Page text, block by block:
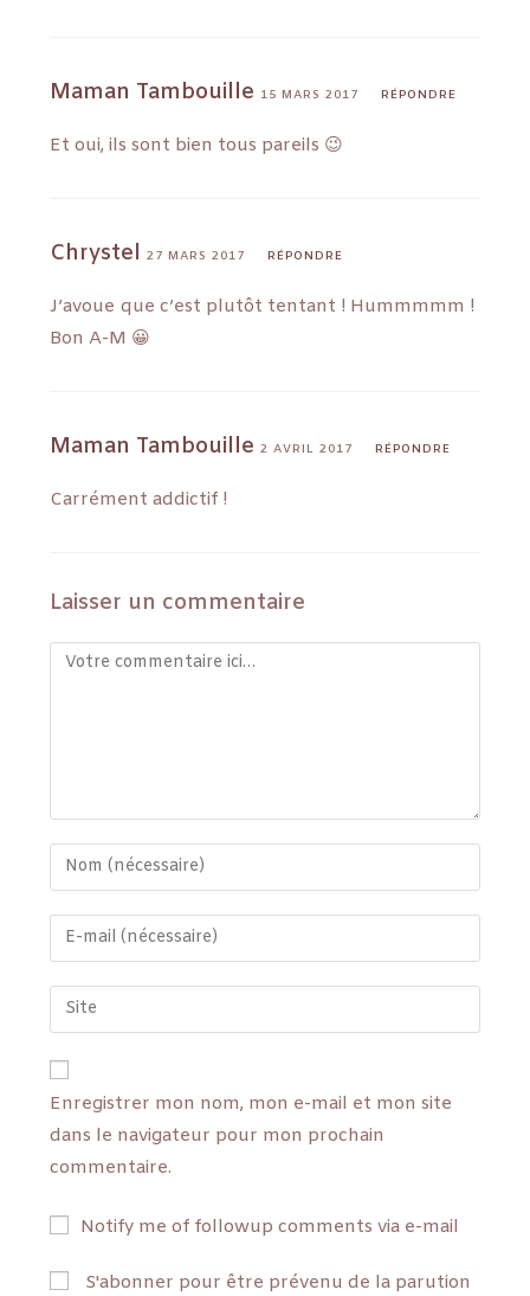
Maman Tambouille 15 MARS 2017 RÉPONDRE
Et oui, ils sont bien tous pareils 😉
Chrystel 27 MARS 2017 RÉPONDRE
J’avoue que c’est plutôt tentant ! Hummmmm !
Bon A-M 😀
Maman Tambouille 2 AVRIL 2017 RÉPONDRE
Carrément addictif !
Laisser un commentaire
Enregistrer mon nom, mon e-mail et mon site
dans le navigateur pour mon prochain
commentaire.
Notify me of followup comments via e-mail
S'abonner pour être prévenu de la parution